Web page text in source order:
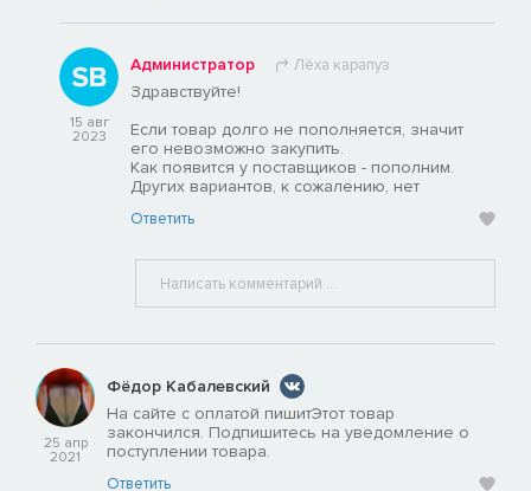
15 авг
2023
Администратор Лёха карапуз
Здравствуйте!
Если товар долго не пополняется, значит
его невозможно закупить.
Как появится у поставщиков - пополним.
Других вариантов, к сожалению, нет
Ответить
25 апр
2021
Фёдор Кабалевский
На сайте с оплатой пишитЭтот товар
закончился. Подпишитесь на уведомление о
поступлении товара.
Ответить